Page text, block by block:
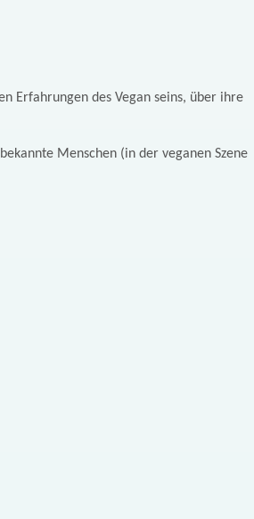
Erfahrungen des Vegan seins, über ihre
Menschen (in der veganen Szene